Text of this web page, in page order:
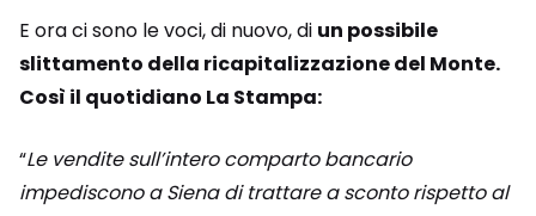
E ora ci sono le voci, di nuovo, di un possibile
slittamento della ricapitalizzazione del Monte.
Così il quotidiano La Stampa:
“Le vendite sull’intero comparto bancario
impediscono a Siena di trattare a sconto rispetto al